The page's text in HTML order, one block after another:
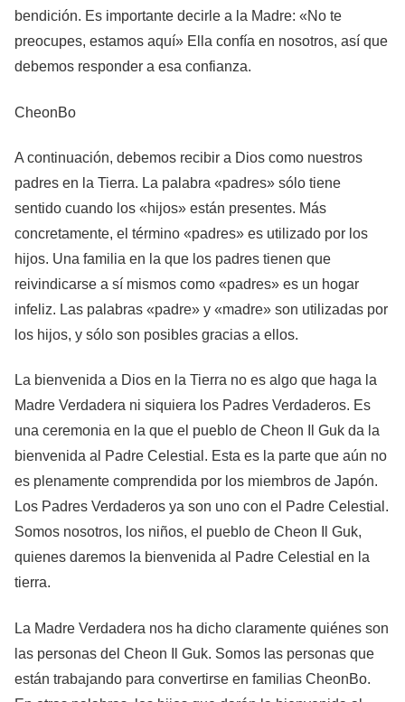
bendición. Es importante decirle a la Madre: «No te
preocupes, estamos aquí» Ella confía en nosotros, así que
debemos responder a esa confianza.
CheonBo
A continuación, debemos recibir a Dios como nuestros
padres en la Tierra. La palabra «padres» sólo tiene
sentido cuando los «hijos» están presentes. Más
concretamente, el término «padres» es utilizado por los
hijos. Una familia en la que los padres tienen que
reivindicarse a sí mismos como «padres» es un hogar
infeliz. Las palabras «padre» y «madre» son utilizadas por
los hijos, y sólo son posibles gracias a ellos.
La bienvenida a Dios en la Tierra no es algo que haga la
Madre Verdadera ni siquiera los Padres Verdaderos. Es
una ceremonia en la que el pueblo de Cheon Il Guk da la
bienvenida al Padre Celestial. Esta es la parte que aún no
es plenamente comprendida por los miembros de Japón.
Los Padres Verdaderos ya son uno con el Padre Celestial.
Somos nosotros, los niños, el pueblo de Cheon Il Guk,
quienes daremos la bienvenida al Padre Celestial en la
tierra.
La Madre Verdadera nos ha dicho claramente quiénes son
las personas del Cheon Il Guk. Somos las personas que
están trabajando para convertirse en familias CheonBo.